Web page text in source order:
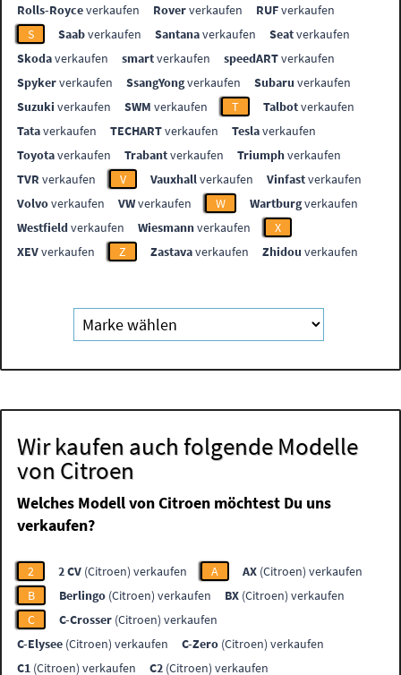
Rolls-Royceverkaufen Roververkaufen RUFverkaufen
S
Saabverkaufen Santanaverkaufen Seatverkaufen
Skodaverkaufen smartverkaufen speedARTverkaufen
Spykerverkaufen SsangYongverkaufen Subaru verkaufen
Suzuki verkaufen SWM verkaufen T Talbotverkaufen
Tataverkaufen TECHARTverkaufen Teslaverkaufen
Toyotaverkaufen Trabantverkaufen Triumphverkaufen
TVR verkaufen V Vauxhallverkaufen Vinfastverkaufen
Volvoverkaufen VWverkaufen W Wartburgverkaufen
Westfieldverkaufen Wiesmannverkaufen
X
XEVverkaufen Z Zastavaverkaufen Zhidou verkaufen
Wir kaufen auch folgende Modelle
von Citroen
Welches Modell von Citroen möchtest Du uns
verkaufen?
2 2 CV (Citroen) verkaufen A AX (Citroen) verkaufen
B
Berlingo (Citroen) verkaufen BX (Citroen) verkaufen
C
C-Crosser (Citroen) verkaufen
C-Elysee (Citroen) verkaufen C-Zero (Citroen) verkaufen
C1 (Citroen) verkaufen C2 (Citroen) verkaufen